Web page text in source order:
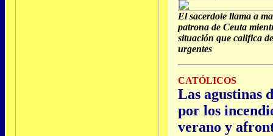
El sacerdote llama a
patrona de Ceuta
situación que califica
urgentes
CATÓLICOS
Las agustinas
por los
verano y